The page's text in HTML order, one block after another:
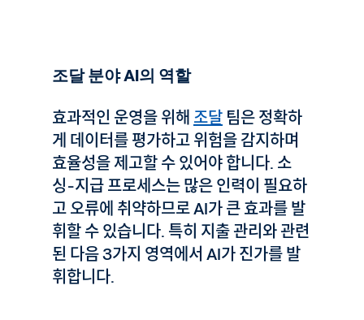
조달 분야 AI의 역할
효과적인 운영을 위해 조달 팀은 정확하
게 데이터를 평가하고 위험을 감지하며
효율성을 제고할 수 있어야 합니다. 소
싱-지급 프로세스는 많은 인력이 필요하
고 오류에 취약하므로 AI가 큰 효과를 발
휘할 수 있습니다. 특히 지출 관리와 관련
된 다음 3가지 영역에서 AI가 진가를 발
휘합니다.